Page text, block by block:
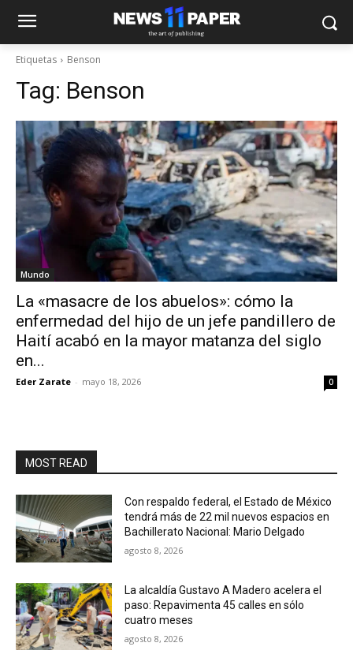
Etiquetas Benson
Tag: Benson
Mundo
La «masacre de los abuelos»: cómo la
enfermedad del hijo de un jefe pandillero de
Haití acabó en la mayor matanza del siglo
en...
Eder Zarate - mayo 18, 2026 0
MOST READ
Con respaldo federal, el Estado de México
tendrá más de 22 mil nuevos espacios en
Bachillerato Nacional: Mario Delgado
agosto 8, 2026
La alcaldía Gustavo A Madero acelera el
paso: Repavimenta 45 calles en sólo
cuatro meses
agosto 8, 2026